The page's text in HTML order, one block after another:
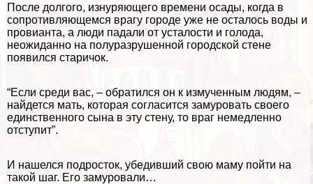
После долгого, изнуряющего времени осады, когда в
сопротивляющемся врагу городе уже не осталось воды и
провианта, а люди падали от усталости и голода,
неожиданно на полуразрушенной городской стене
появился старичок.
“Если среди вас, – обратился он к измученным людям, –
найдется мать, которая согласится замуровать своего
единственного сына в эту стену, то враг немедленно
отступит”.
И нашелся подросток, убедивший свою маму пойти на
такой шаг. Его замуровали…